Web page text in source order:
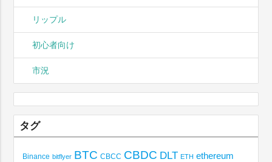
リップル
初心者向け
市況
タグ
Binance bitflyer BTC CBCC CBDC DLT ETH ethereum